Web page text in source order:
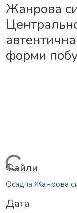
Жанрова
форми
Вантажиться...
Файли
Осадча Жанрова
Дата